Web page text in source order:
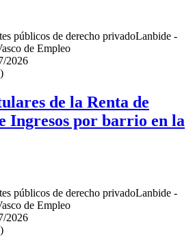
públicos de derecho privadoLanbide -
de Empleo
2026
de la Renta de
Ingresos por barrio en la
públicos de derecho privadoLanbide -
de Empleo
2026